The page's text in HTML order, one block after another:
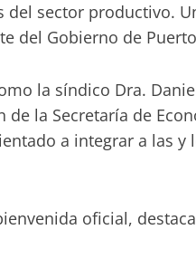
sector productivo.
del Gobierno de
la síndico Dra.
la Secretaría de
a integrar a las y
oficial,